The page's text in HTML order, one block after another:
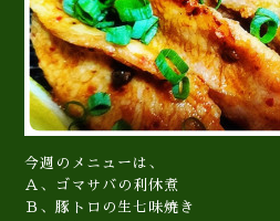
今週のメニューは、
Ａ、ゴマサバの利休煮
Ｂ、豚トロの生七味焼き